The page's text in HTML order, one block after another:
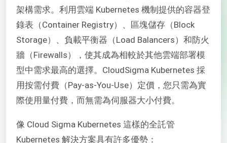
架構需求。利用雲端 Kubernetes 機制提供的容器登
錄表（Container Registry）、區塊儲存（Block
Storage）、負載平衡器（Load Balancers）和防火
牆（Firewalls），使其成為相較於其他雲端部署模
型中需求最高的選擇。CloudSigma Kubernetes 採
用按需付費（Pay-as-You-Use）定價，您只需為實
際使用量付費，而無需為伺服器大小付費。
像 Cloud Sigma Kubernetes 這樣的全託管
Kubernetes 解決方案具有許多優勢：